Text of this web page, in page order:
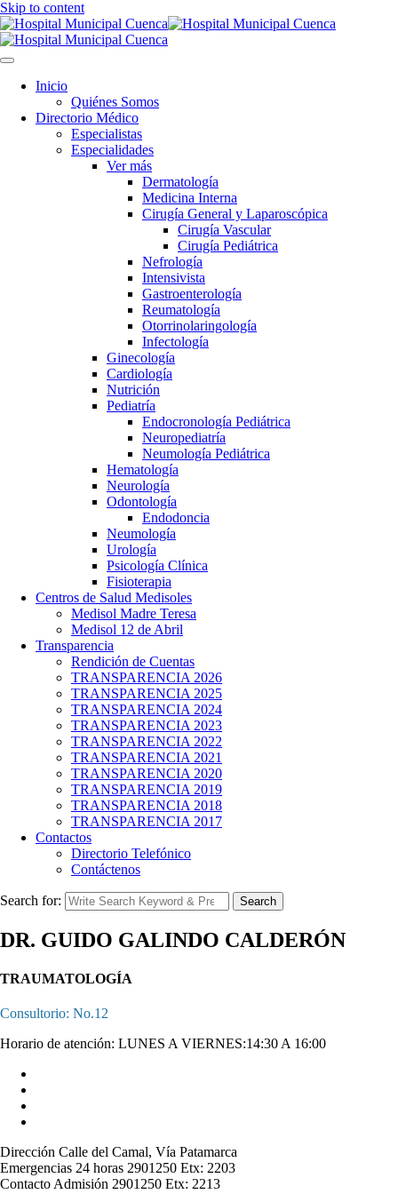
Skip to content
Inicio
Quiénes Somos
Directorio Médico
Especialistas
Especialidades
Ver más
Dermatología
Medicina Interna
Cirugía General y Laparoscópica
Cirugía Vascular
Cirugía Pediátrica
Nefrología
Intensivista
Gastroenterología
Reumatología
Otorrinolaringología
Infectología
Ginecología
Cardiología
Nutrición
Pediatría
Endocronología Pediátrica
Neuropediatría
Neumología Pediátrica
Hematología
Neurología
Odontología
Endodoncia
Neumología
Urología
Psicología Clínica
Fisioterapia
Centros de Salud Medisoles
Medisol Madre Teresa
Medisol 12 de Abril
Transparencia
Rendición de Cuentas
TRANSPARENCIA 2026
TRANSPARENCIA 2025
TRANSPARENCIA 2024
TRANSPARENCIA 2023
TRANSPARENCIA 2022
TRANSPARENCIA 2021
TRANSPARENCIA 2020
TRANSPARENCIA 2019
TRANSPARENCIA 2018
TRANSPARENCIA 2017
Contactos
Directorio Telefónico
Contáctenos
Search for: Search
DR. GUIDO GALINDO CALDERÓN
TRAUMATOLOGÍA
Consultorio: No.12
Horario de atención: LUNES A VIERNES:14:30 A 16:00
Dirección Calle del Camal, Vía Patamarca
Emergencias 24 horas 2901250 Etx: 2203
Contacto Admisión 2901250 Etx: 2213